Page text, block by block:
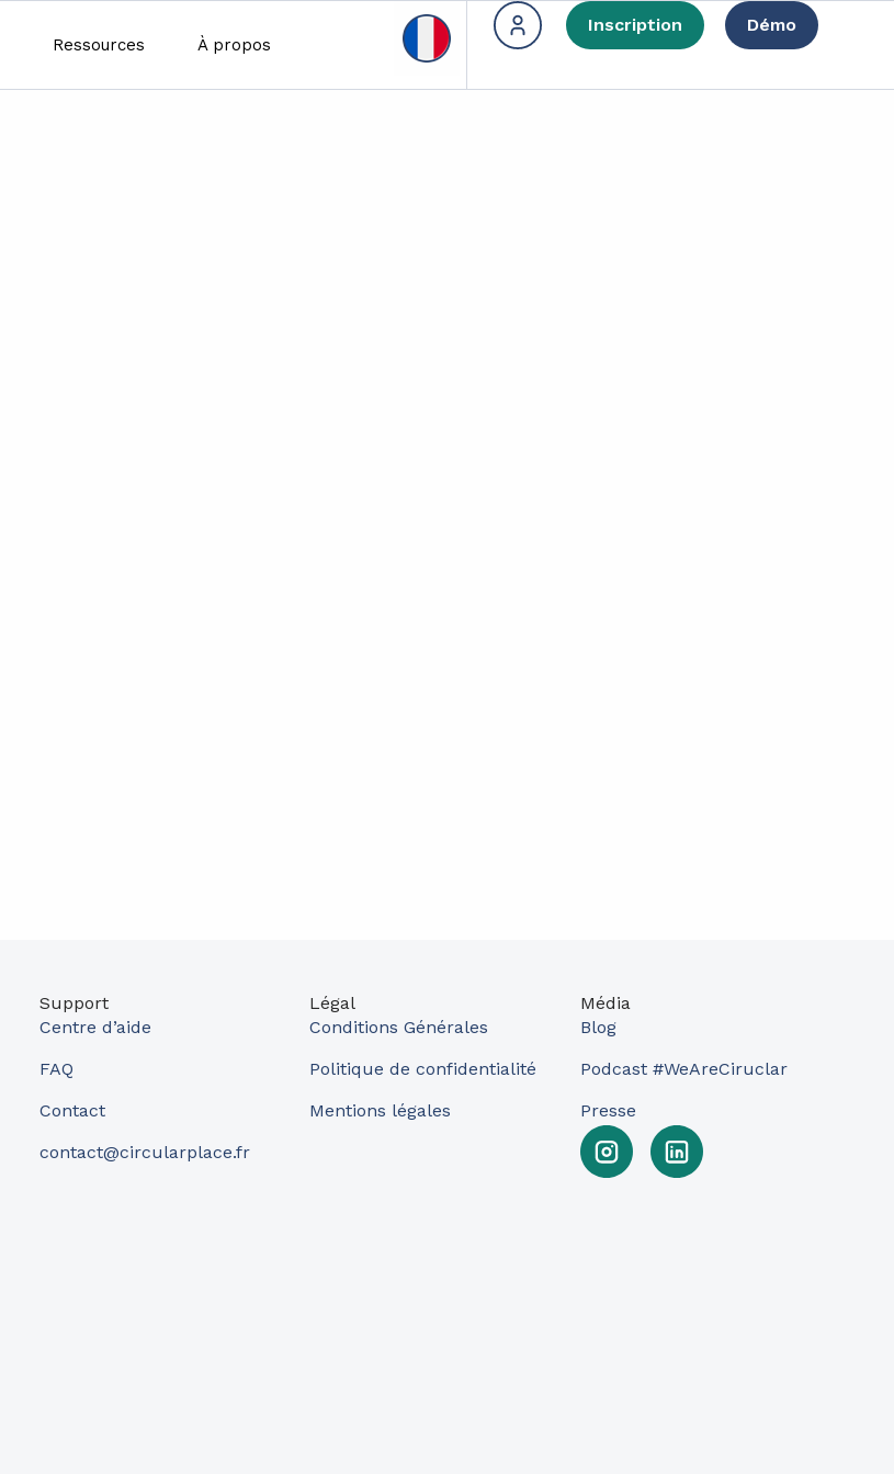
Ressources À propos
Inscription Démo
Support
Centre d’aide
FAQ
Contact
contact@circularplace.fr
Légal
Conditions Générales
Politique de confidentialité
Mentions légales
Média
Blog
Podcast #WeAreCiruclar
Presse